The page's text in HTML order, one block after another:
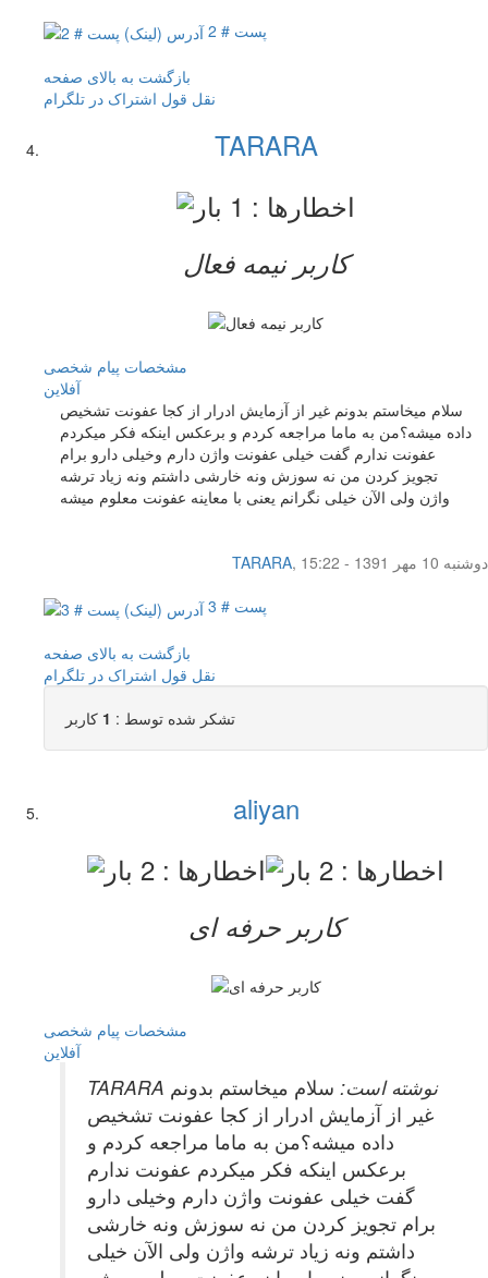
پست # 2
بازگشت به بالای صفحه
نقل قول اشتراک در تلگرام
TARARA
کاربر نيمه فعال
مشخصات پیام شخصی
آفلاين
سلام میخاستم بدونم غیر از آزمایش ادرار از کجا عفونت تشخیص
داده میشه؟من به ماما مراجعه کردم و برعکس اینکه فکر میکردم
عفونت ندارم گفت خیلی عفونت واژن دارم وخیلی دارو برام
تجویز کردن من نه سوزش ونه خارشی داشتم ونه زیاد ترشه
واژن ولی الآن خیلی نگرانم یعنی با معاینه عفونت معلوم میشه
TARARA,
دوشنبه 10 مهر 1391 - 15:22
پست # 3
بازگشت به بالای صفحه
نقل قول اشتراک در تلگرام
تشکر شده توسط : 1 کاربر
aliyan
کاربر حرفه ای
مشخصات پیام شخصی
آفلاين
TARARA نوشته است: سلام میخاستم بدونم
غیر از آزمایش ادرار از کجا عفونت تشخیص
داده میشه؟من به ماما مراجعه کردم و
برعکس اینکه فکر میکردم عفونت ندارم
گفت خیلی عفونت واژن دارم وخیلی دارو
برام تجویز کردن من نه سوزش ونه خارشی
داشتم ونه زیاد ترشه واژن ولی الآن خیلی